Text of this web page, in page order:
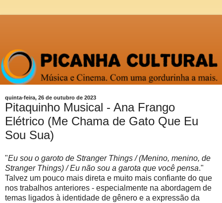
quinta-feira, 26 de outubro de 2023
Pitaquinho Musical - Ana Frango
Elétrico (Me Chama de Gato Que Eu
Sou Sua)
"Eu sou o garoto de Stranger Things / (Menino, menino, de
Stranger Things) / Eu não sou a garota que você pensa."
Talvez um pouco mais direta e muito mais confiante do que
nos trabalhos anteriores - especialmente na abordagem de
temas ligados à identidade de gênero e a expressão da